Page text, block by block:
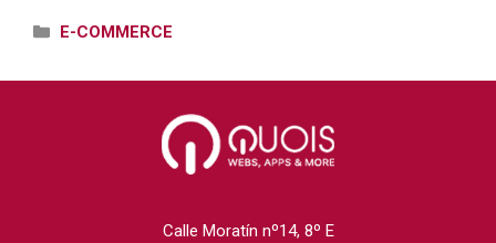
Categorías
E-COMMERCE
Calle Moratín nº14, 8º E